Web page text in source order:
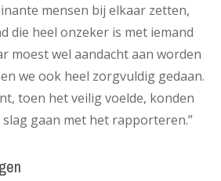
mensen bij elkaar zetten,
die heel onzeker is met iemand
moest wel aandacht aan worden
we ook heel zorgvuldig gedaan.
toen het veilig voelde, konden
slag gaan met het rapporteren.”